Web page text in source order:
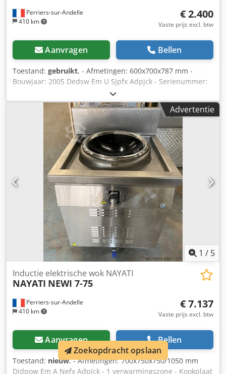
Perriers-sur-Andelle
410 km
€ 2.400
Vaste prijs excl. btw
Aanvragen Bellen
Toestand: gebruikt, - Afmetingen: 600x700x787 mm -
Bouwjaar: 2005 Dedsw Em U Sjpfx Adpjck - Serienummer:
204T - Variabel laagtemperatuurprogramma +60/90°C -
Waterinlaatdruk: 1,7–3,4 bar - Stoomdruk: 1 bar - Dit is een
zeer gezonde kookmethode. Een snel, gezond, economisch
en eenvoudig kookproces. - Koken met hogedrukstoom
biedt de chef uitstekende portiecontrole voor stomen,
smoren, blancheren en koken. - Kookkamer: 1 - Spanning:
400V - Vermogen: 18,2 kW
Advertentie
1 / 5
Perriers-sur-Andelle
410 km
Inductie elektrische wok NAYATI
NAYATI NEWI 7-75
€ 7.137
Vaste prijs excl. btw
Aanvragen Bellen
Toestand: nieuw, - Afmetingen: 700x750x750/1050 mm
Djdpow Em A Nefx Adpjck - 1 verwarmingszone - Kookplaat
Zoekopdracht opslaan